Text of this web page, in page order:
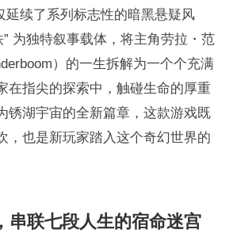
延续了系列标志性的暗黑悬疑风
为独特叙事载体，将主角劳拉・范
）的一生拆解为一个个充满
在指尖的探索中，触碰生命的厚重
锈湖宇宙的全新篇章，这款游戏既
，也是新玩家踏入这个奇幻世界的
串联七段人生的宿命迷宫